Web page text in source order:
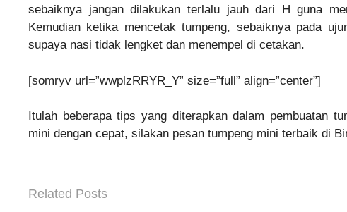
sebaiknya jangan dilakukan terlalu jauh dari H guna
Kemudian ketika mencetak tumpeng, sebaiknya pada
supaya nasi tidak lengket dan menempel di cetakan.
[somryv url=”wwplzRRYR_Y” size=”full” align=”center”]
Itulah beberapa tips yang diterapkan dalam pembuatan
mini dengan cepat, silakan pesan tumpeng mini terbaik di
Related Posts